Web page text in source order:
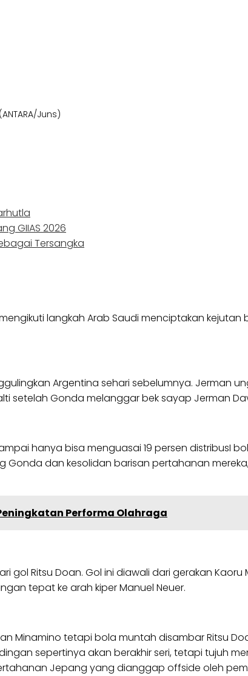
Juns)
GIIAS 2026
Tersangka
langkah Arab Saudi menciptakan
Argentina sehari sebelumnya. Jerman
setelah Gonda melanggar bek sayap Jerman
hanya bisa menguasai 19 persen distribusI
dan kesolidan barisan pertahanan
Performa Olahraga
gol Ritsu Doan. Gol ini diawali dari gerakan
tepat ke arah kiper Manuel Neuer.
Minamino tetapi bola muntah disambar Ritsu
sepertinya akan berakhir seri, tetapi tujuh
Jepang yang dianggap offside oleh